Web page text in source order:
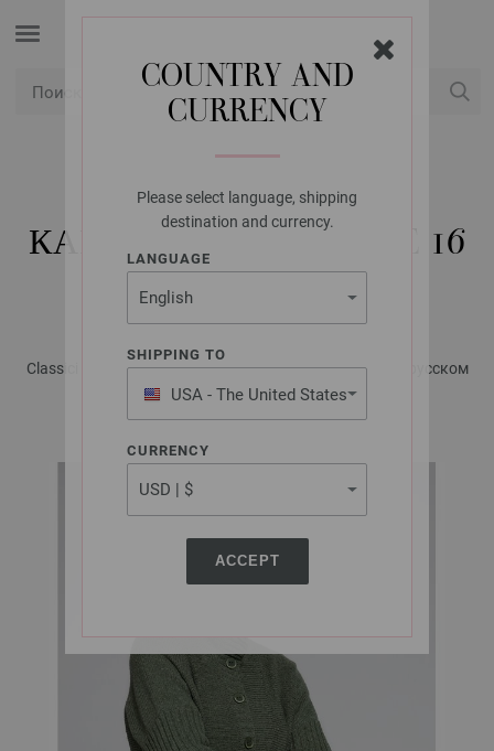
COUNTRY AND
CURRENCY
Please select language, shipping
destination and currency.
LANGUAGE
SHIPPING TO
USA - The United States
of America
CURRENCY
ACCEPT
LANA GROSSA
КАРДИГАН CASHMERE 16
FINE
Classici No. 21 - Журнал на немецком, инструкции на русском
языке | Модель 2